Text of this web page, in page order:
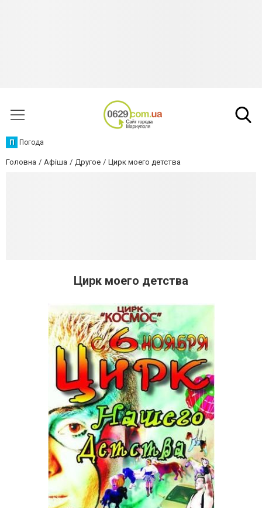
П Погода
Головна Афіша Другое Цирк моего детства
Цирк моего детства